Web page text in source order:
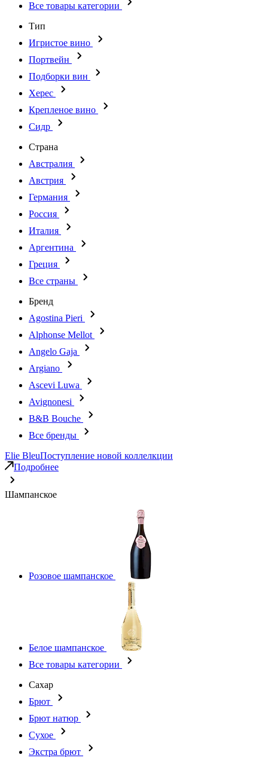
Все товары категории
Тип
Игристое вино
Портвейн
Подборки вин
Херес
Крепленое вино
Сидр
Страна
Австралия
Австрия
Германия
Россия
Италия
Аргентина
Греция
Все страны
Бренд
Agostina Pieri
Alphonse Mellot
Angelo Gaja
Argiano
Ascevi Luwa
Avignonesi
B&B Bouche
Все бренды
Elie BleuПоступление новой коллелкции
Подробнее
Шампанское
Розовое шампанское
Белое шампанское
Все товары категории
Сахар
Брют
Брют натюр
Сухое
Экстра брют